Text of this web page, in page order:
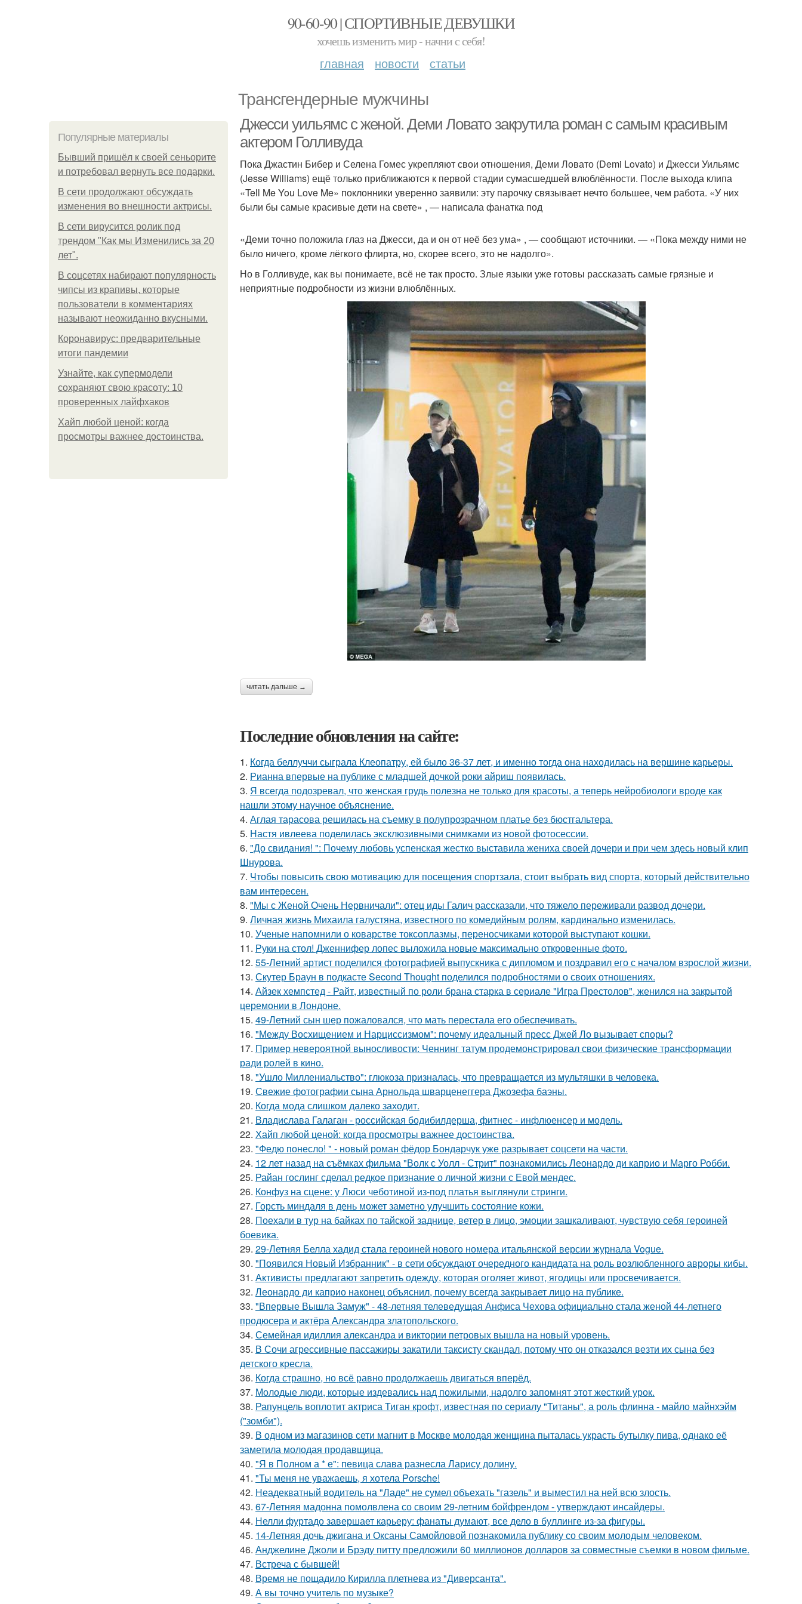
90-60-90 | СПОРТИВНЫЕ ДЕВУШКИ
хочешь изменить мир - начни с себя!
главная новости статьи
Трансгендерные мужчины
Популярные материалы
Бывший пришёл к своей сеньорите
и потребовал вернуть все подарки.
В сети продолжают обсуждать
изменения во внешности актрисы.
В сети вирусится ролик под
трендом "Как мы Изменились за 20
лет".
В соцсетях набирают популярность
чипсы из крапивы, которые
пользователи в комментариях
называют неожиданно вкусными.
Коронавирус: предварительные
итоги пандемии
Узнайте, как супермодели
сохраняют свою красоту: 10
проверенных лайфхаков
Хайп любой ценой: когда
просмотры важнее достоинства.
Джесси уильямс с женой. Деми Ловато закрутила роман с самым красивым
актером Голливуда
Пока Джастин Бибер и Селена Гомес укрепляют свои отношения, Деми Ловато (Demi Lovato) и Джесси Уильямс
(Jesse Williams) ещё только приближаются к первой стадии сумасшедшей влюблённости. После выхода клипа
«Tell Me You Love Me» поклонники уверенно заявили: эту парочку связывает нечто большее, чем работа. «У них
были бы самые красивые дети на свете» , — написала фанатка под
«Деми точно положила глаз на Джесси, да и он от неё без ума» , — сообщают источники. — «Пока между ними не
было ничего, кроме лёгкого флирта, но, скорее всего, это не надолго».
Но в Голливуде, как вы понимаете, всё не так просто. Злые языки уже готовы рассказать самые грязные и
неприятные подробности из жизни влюблённых.
читать дальше →
Последние обновления на сайте:
1. Когда беллуччи сыграла Клеопатру, ей было 36-37 лет, и именно тогда она находилась на вершине карьеры.
2. Рианна впервые на публике с младшей дочкой роки айриш появилась.
3. Я всегда подозревал, что женская грудь полезна не только для красоты, а теперь нейробиологи вроде как
нашли этому научное объяснение.
4. Аглая тарасова решилась на съемку в полупрозрачном платье без бюстгальтера.
5. Настя ивлеева поделилась эксклюзивными снимками из новой фотосессии.
6. "До свидания! ": Почему любовь успенская жестко выставила жениха своей дочери и при чем здесь новый клип
Шнурова.
7. Чтобы повысить свою мотивацию для посещения спортзала, стоит выбрать вид спорта, который действительно
вам интересен.
8. "Мы с Женой Очень Нервничали": отец иды Галич рассказали, что тяжело переживали развод дочери.
9. Личная жизнь Михаила галустяна, известного по комедийным ролям, кардинально изменилась.
10. Ученые напомнили о коварстве токсоплазмы, переносчиками которой выступают кошки.
11. Руки на стол! Дженнифер лопес выложила новые максимально откровенные фото.
12. 55-Летний артист поделился фотографией выпускника с дипломом и поздравил его с началом взрослой жизни.
13. Скутер Браун в подкасте Second Thought поделился подробностями о своих отношениях.
14. Айзек хемпстед - Райт, известный по роли брана старка в сериале "Игра Престолов", женился на закрытой
церемонии в Лондоне.
15. 49-Летний сын шер пожаловался, что мать перестала его обеспечивать.
16. "Между Восхищением и Нарциссизмом": почему идеальный пресс Джей Ло вызывает споры?
17. Пример невероятной выносливости: Ченнинг татум продемонстрировал свои физические трансформации
ради ролей в кино.
18. "Ушло Миллениальство": глюкоза призналась, что превращается из мультяшки в человека.
19. Свежие фотографии сына Арнольда шварценеггера Джозефа баэны.
20. Когда мода слишком далеко заходит.
21. Владислава Галаган - российская бодибилдерша, фитнес - инфлюенсер и модель.
22. Хайп любой ценой: когда просмотры важнее достоинства.
23. "Федю понесло! " - новый роман фёдор Бондарчук уже разрывает соцсети на части.
24. 12 лет назад на съёмках фильма "Волк с Уолл - Стрит" познакомились Леонардо ди каприо и Марго Робби.
25. Райан гослинг сделал редкое признание о личной жизни с Евой мендес.
26. Конфуз на сцене: у Люси чеботиной из-под платья выглянули стринги.
27. Горсть миндаля в день может заметно улучшить состояние кожи.
28. Поехали в тур на байках по тайской заднице, ветер в лицо, эмоции зашкаливают, чувствую себя героиней
боевика.
29. 29-Летняя Белла хадид стала героиней нового номера итальянской версии журнала Vogue.
30. "Появился Новый Избранник" - в сети обсуждают очередного кандидата на роль возлюбленного авроры кибы.
31. Активисты предлагают запретить одежду, которая оголяет живот, ягодицы или просвечивается.
32. Леонардо ди каприо наконец объяснил, почему всегда закрывает лицо на публике.
33. "Впервые Вышла Замуж" - 48-летняя телеведущая Анфиса Чехова официально стала женой 44-летнего
продюсера и актёра Александра златопольского.
34. Семейная идиллия александра и виктории петровых вышла на новый уровень.
35. В Сочи агрессивные пассажиры закатили таксисту скандал, потому что он отказался везти их сына без
детского кресла.
36. Когда страшно, но всё равно продолжаешь двигаться вперёд.
37. Молодые люди, которые издевались над пожилыми, надолго запомнят этот жесткий урок.
38. Рапунцель воплотит актриса Тиган крофт, известная по сериалу "Титаны", а роль флинна - майло майнхэйм
("зомби").
39. В одном из магазинов сети магнит в Москве молодая женщина пыталась украсть бутылку пива, однако её
заметила молодая продавщица.
40. "Я в Полном а * е": певица слава разнесла Ларису долину.
41. "Ты меня не уважаешь, я хотела Porsche!
42. Неадекватный водитель на "Ладе" не сумел объехать "газель" и выместил на ней всю злость.
43. 67-Летняя мадонна помолвлена со своим 29-летним бойфрендом - утверждают инсайдеры.
44. Нелли фуртадо завершает карьеру: фанаты думают, все дело в буллинге из-за фигуры.
45. 14-Летняя дочь джигана и Оксаны Самойловой познакомила публику со своим молодым человеком.
46. Анджелине Джоли и Брэду питту предложили 60 миллионов долларов за совместные съемки в новом фильме.
47. Встреча с бывшей!
48. Время не пощадило Кирилла плетнева из "Диверсанта".
49. А вы точно учитель по музыке?